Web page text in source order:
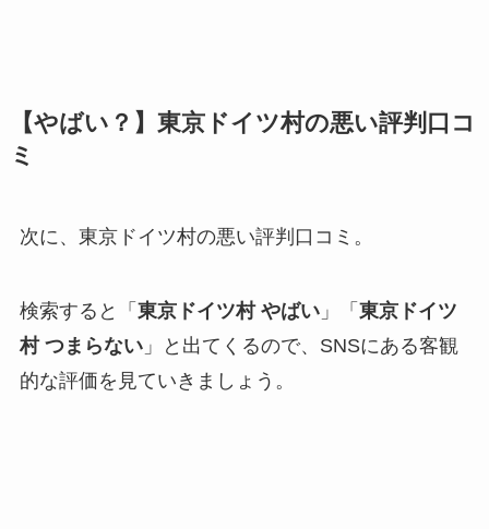
【やばい？】東京ドイツ村の悪い評判口コ
ミ
次に、東京ドイツ村の悪い評判口コミ。
検索すると「 東京ドイツ村 やばい」「 東京ドイツ
村 つまらない」と出てくるので、SNSにある客観
的な評価を見ていきましょう。